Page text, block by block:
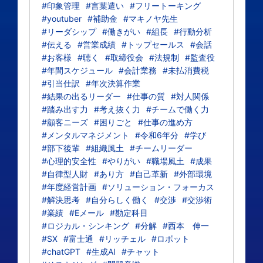
#印象管理
#言葉遣い #フリートーキング
#youtuber #補助金
#マキノヤ先生
#リーダシップ #働きがい #組長 #行動分析
#伝える
#営業成績 #トップセールス
#会話
#お客様
#聴く #取締役会 #法規制
#監査役
#年間スケジュール #会計業務
#未払消費税
#引当仕訳
#年次決算作業
#結果の出るリーダー
#仕事の質 #対人関係
#踏み出す力
#考え抜く力
#チームで働く力
#顧客ニーズ #困りごと
#仕事の進め方
#メンタルマネジメント
#令和6年分 #学び
#部下後輩 #組織風土
#チームリーダー
#心理的安全性
#やりがい #職場風土
#成果
#自律型人財 #あり方 #自己革新 #外部環境
#年度経営計画 #ソリューション・フォーカス
#解決思考 #自分らしく働く #交渉 #交渉術
#業績 #Eメール #勘定科目
#ロジカル・シンキング #分解 #西本 伸一
#SX #富士通 #リッチェル #ロボット
#chatGPT #生成AI
#チャット